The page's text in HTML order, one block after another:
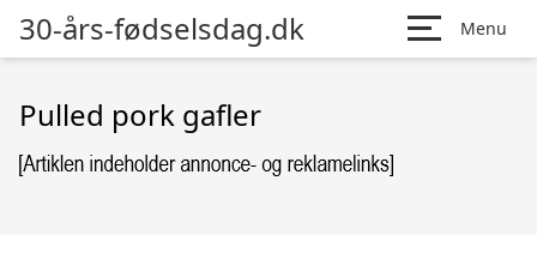
30-års-fødselsdag.dk Menu
Pulled pork gafler